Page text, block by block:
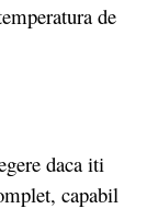
de
daca iti
capabil